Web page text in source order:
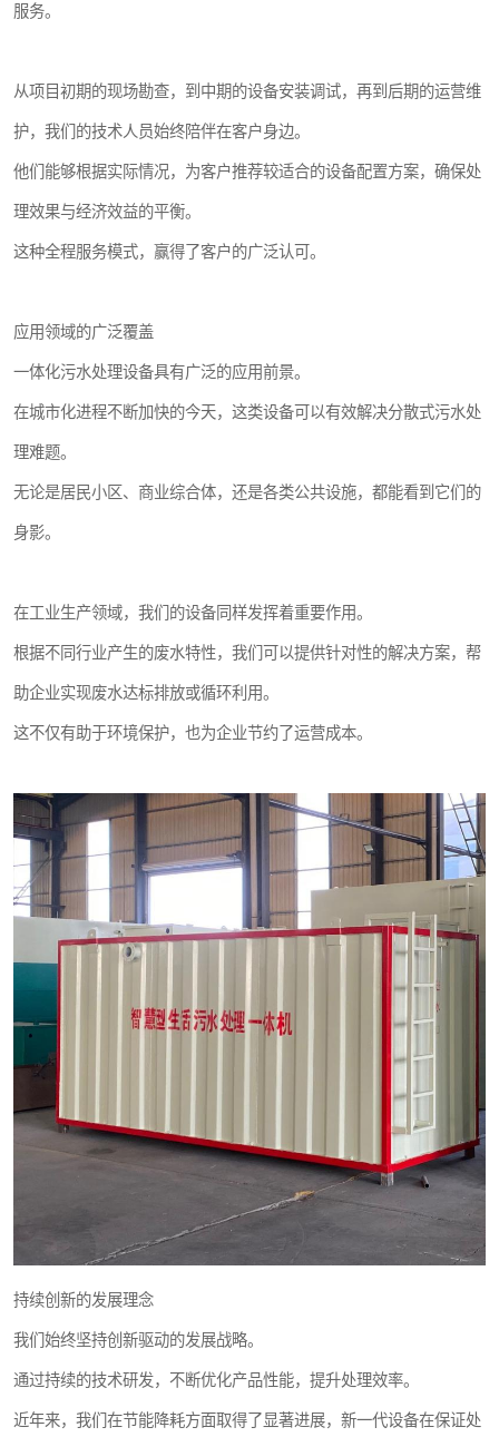
服务。
从项目初期的现场勘查，到中期的设备安装调试，再到后期的运营维
护，我们的技术人员始终陪伴在客户身边。
他们能够根据实际情况，为客户推荐较适合的设备配置方案，确保处
理效果与经济效益的平衡。
这种全程服务模式，赢得了客户的广泛认可。
应用领域的广泛覆盖
一体化污水处理设备具有广泛的应用前景。
在城市化进程不断加快的今天，这类设备可以有效解决分散式污水处
理难题。
无论是居民小区、商业综合体，还是各类公共设施，都能看到它们的
身影。
在工业生产领域，我们的设备同样发挥着重要作用。
根据不同行业产生的废水特性，我们可以提供针对性的解决方案，帮
助企业实现废水达标排放或循环利用。
这不仅有助于环境保护，也为企业节约了运营成本。
持续创新的发展理念
我们始终坚持创新驱动的发展战略。
通过持续的技术研发，不断优化产品性能，提升处理效率。
近年来，我们在节能降耗方面取得了显著进展，新一代设备在保证处